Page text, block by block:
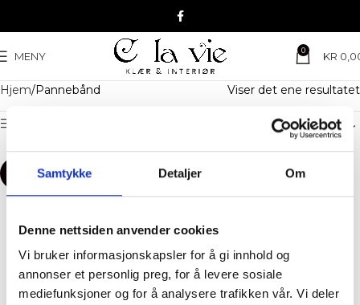
Samtykke Detaljer Om
Denne nettsiden anvender cookies
Vi bruker informasjonskapsler for å gi innhold og
annonser et personlig preg, for å levere sosiale
mediefunksjoner og for å analysere trafikken vår. Vi deler
MENY 0 KR
Hjem Pannebånd Viser det ene resultatet